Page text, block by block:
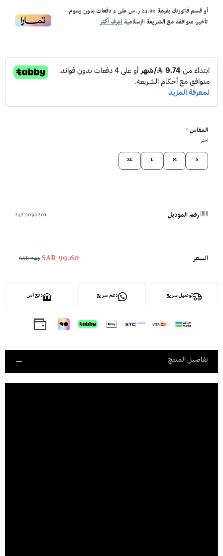
أو قسم فاتورتك بقيمة24.90 ر.س على4دفعات بدون رسوم
تأخير، متوافقة مع الشريعة الإسلاميةاعرف أكثر
المقاس*
اختر
S
M
L
XL
رقم الموديل 24211090201
السعر 99.60 SAR
249 SAR
توصيل سريع دعم سريع دفع آمن
تفاصيل المنتج